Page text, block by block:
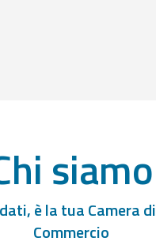
siamo
è la tua Camera di
Commercio